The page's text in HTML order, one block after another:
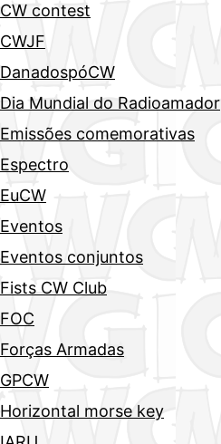
CW contest
CWJF
DanadospóCW
Dia Mundial do Radioamador
Emissões comemorativas
Espectro
EuCW
Eventos
Eventos conjuntos
Fists CW Club
FOC
Forças Armadas
GPCW
Horizontal morse key